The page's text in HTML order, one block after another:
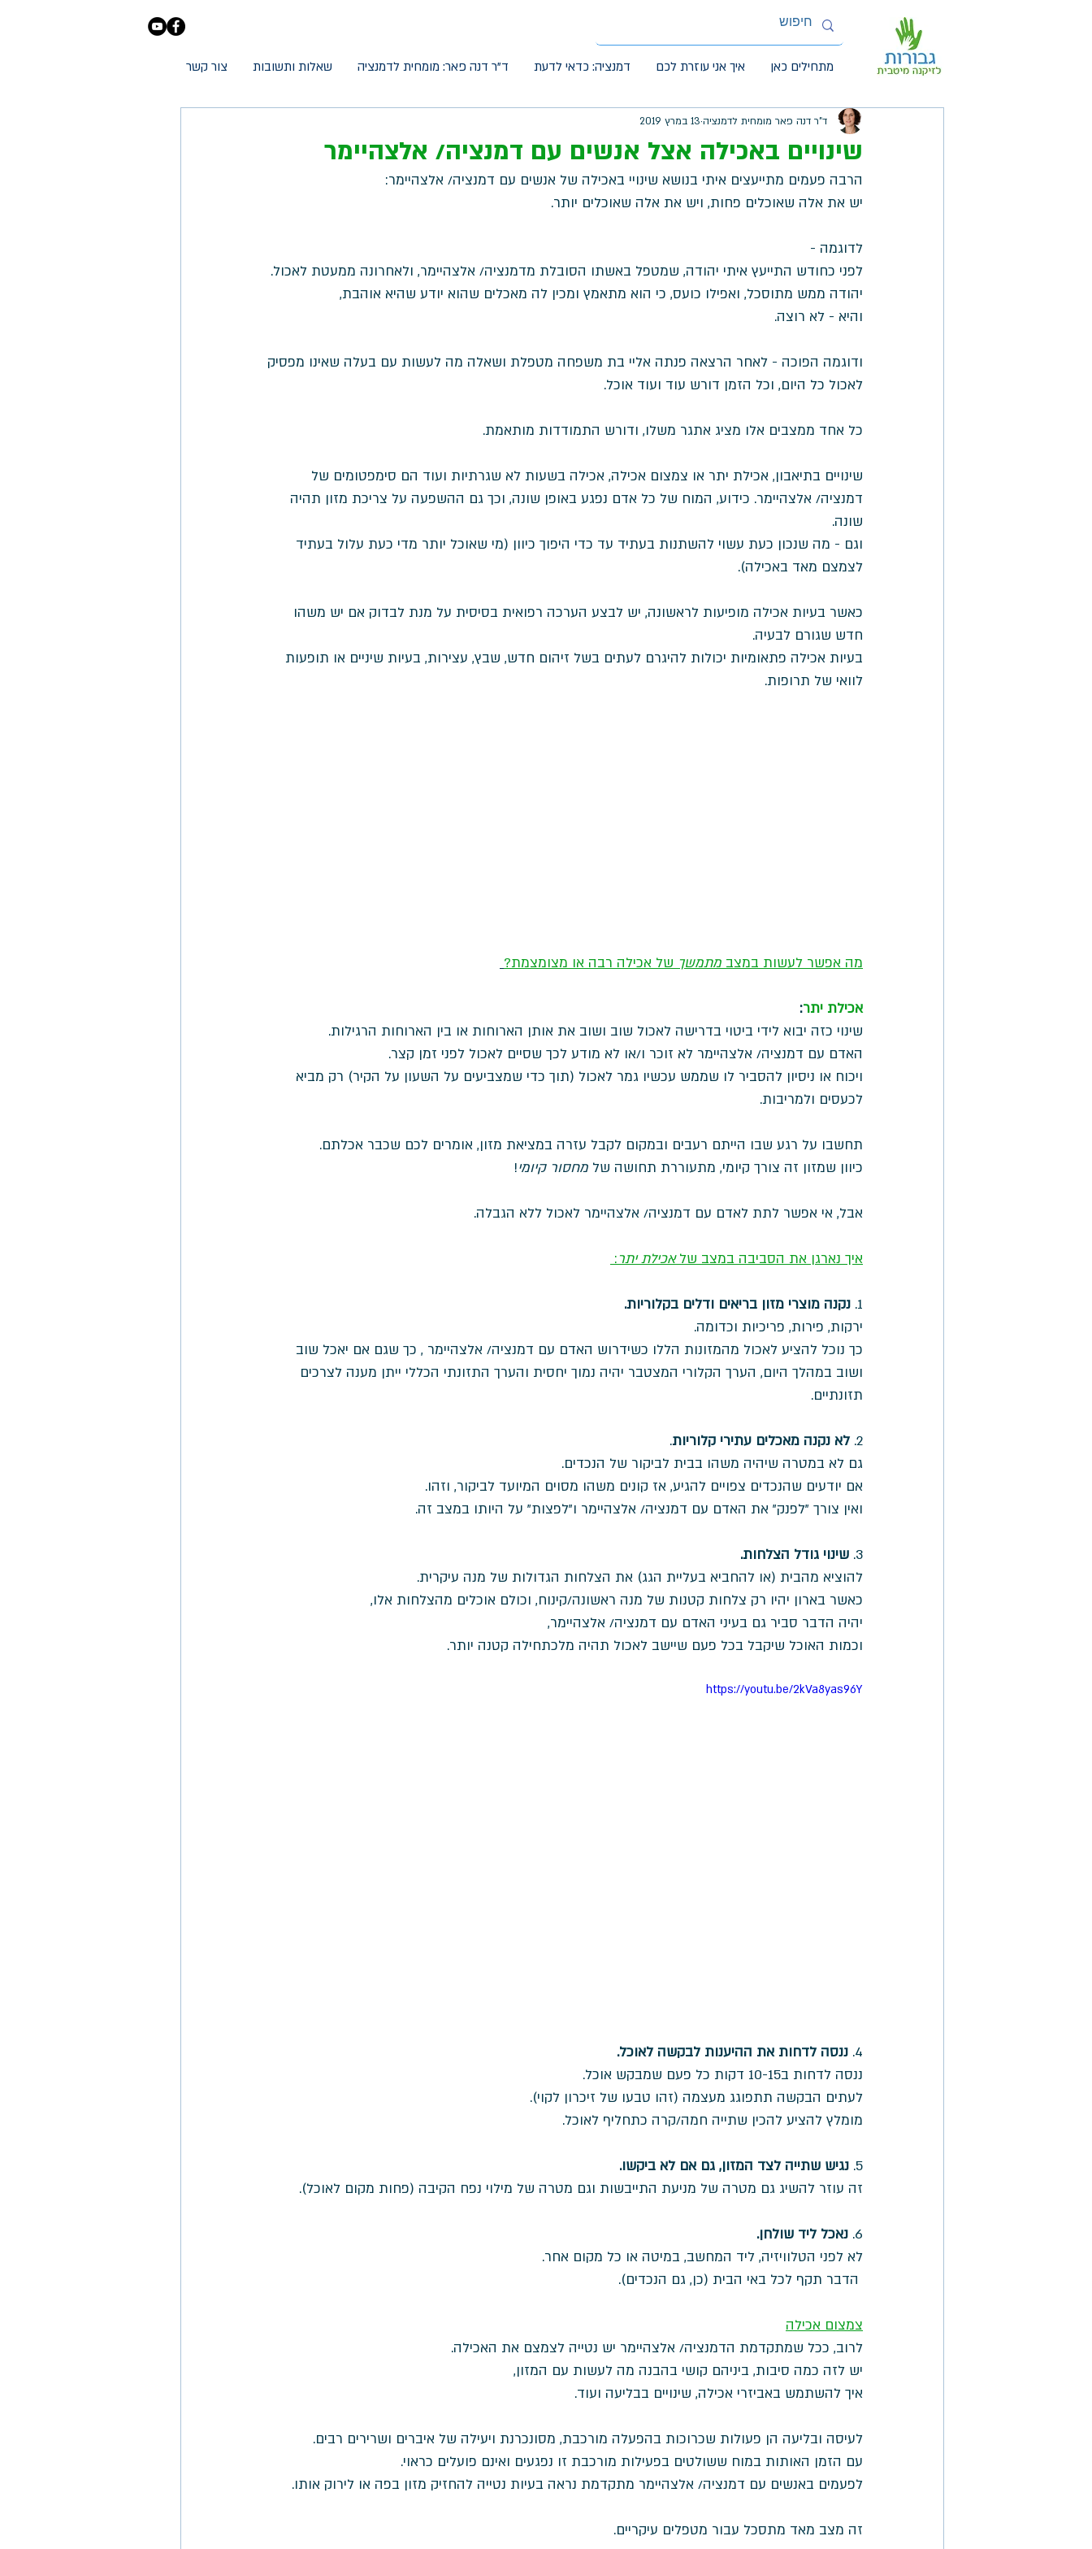
מתחילים כאן איך אני עוזרת לכם דמנציה: כדאי לדעת ד"ר דנה פאר: מומחית לדמנציה שאלות ותשובות צור קשר
שינויים באכילה אצל אנשים עם דמנציה/ אלצהיימר
ד"ר דנה פאר מומחית לדמנציה 13 במרץ 2019
הרבה פעמים מתייעצים איתי בנושא שינויי באכילה של אנשים עם דמנציה/ אלצהיימר:
יש את אלה שאוכלים פחות, ויש את אלה שאוכלים יותר.
לדוגמה -
לפני כחודש התייעץ איתי יהודה, שמטפל באשתו הסובלת מדמנציה/ אלצהיימר, ולאחרונה ממעטת לאכול.
יהודה ממש מתוסכל, ואפילו כועס, כי הוא מתאמץ ומכין לה מאכלים שהוא יודע שהיא אוהבת,
והיא - לא רוצה.
ודוגמה הפוכה - לאחר הרצאה פנתה אליי בת משפחה מטפלת ושאלה מה לעשות עם בעלה שאינו מפסיק
לאכול כל היום, וכל הזמן דורש עוד ועוד אוכל.
כל אחד ממצבים אלו מציג אתגר משלו, ודורש התמודדות מותאמת.
שינויים בתיאבון, אכילת יתר או צמצום אכילה, אכילה בשעות לא שגרתיות ועוד הם סימפטומים של
דמנציה/ אלצהיימר. כידוע, המוח של כל אדם נפגע באופן שונה, וכך גם ההשפעה על צריכת מזון תהיה
שונה.
וגם - מה שנכון כעת עשוי להשתנות בעתיד עד כדי היפוך כיוון (מי שאוכל יותר מדי כעת עלול בעתיד
לצמצם מאד באכילה).
כאשר בעיות אכילה מופיעות לראשונה, יש לבצע הערכה רפואית בסיסית על מנת לבדוק אם יש משהו
חדש שגורם לבעיה.
בעיות אכילה פתאומיות יכולות להיגרם לעתים בשל זיהום חדש, שבץ, עצירות, בעיות שיניים או תופעות
לוואי של תרופות.
מה אפשר לעשות במצב מתמשך של אכילה רבה או מצומצמת?
אכילת יתר:
שינוי כזה יבוא לידי ביטוי בדרישה לאכול שוב ושוב את אותן הארוחות או בין הארוחות הרגילות.
האדם עם דמנציה/ אלצהיימר לא זוכר ו/או לא מודע לכך שסיים לאכול לפני זמן קצר.
ויכוח או ניסיון להסביר לו שממש עכשיו גמר לאכול (תוך כדי שמצביעים על השעון על הקיר) רק מביא
לכעסים ולמריבות.
תחשבו על רגע שבו הייתם רעבים ובמקום לקבל עזרה במציאת מזון, אומרים לכם שכבר אכלתם.
כיוון שמזון זה צורך קיומי, מתעוררת תחושה של מחסור קיומי!
אבל, אי אפשר לתת לאדם עם דמנציה/ אלצהיימר לאכול ללא הגבלה.
איך נארגן את הסביבה במצב של אכילת יתר:
1. נקנה מוצרי מזון בריאים ודלים בקלוריות.
ירקות, פירות, פריכיות וכדומה.
כך נוכל להציע לאכול מהמזונות הללו כשידרוש האדם עם דמנציה/ אלצהיימר , כך שגם אם יאכל שוב
ושוב במהלך היום, הערך הקלורי המצטבר יהיה נמוך יחסית והערך התזונתי הכללי ייתן מענה לצרכים
תזונתיים.
2. לא נקנה מאכלים עתירי קלוריות.
גם לא במטרה שיהיה משהו בבית לביקור של הנכדים.
אם יודעים שהנכדים צפויים להגיע, אז קונים משהו מסוים המיועד לביקור, וזהו.
ואין צורך "לפנק" את האדם עם דמנציה/ אלצהיימר ו"לפצות" על היותו במצב זה.
3. שינוי גודל הצלחות.
להוציא מהבית (או להחביא בעליית הגג) את הצלחות הגדולות של מנה עיקרית.
כאשר בארון יהיו רק צלחות קטנות של מנה ראשונה/קינוח, וכולם אוכלים מהצלחות אלו,
יהיה הדבר סביר גם בעיני האדם עם דמנציה/ אלצהיימר,
וכמות האוכל שיקבל בכל פעם שיישב לאכול תהיה מלכתחילה קטנה יותר.
https://youtu.be/2kVa8yas96Y
4. ננסה לדחות את ההיענות לבקשה לאוכל.
ננסה לדחות ב10-15 דקות כל פעם שמבקש אוכל.
לעתים הבקשה תתפוגג מעצמה (זהו טבעו של זיכרון לקוי).
מומלץ להציע להכין שתייה חמה/קרה כתחליף לאוכל.
5. נגיש שתייה לצד המזון, גם אם לא ביקשו.
זה עוזר להשיג גם מטרה של מניעת התייבשות וגם מטרה של מילוי נפח הקיבה (פחות מקום לאוכל).
6. נאכל ליד שולחן.
לא לפני הטלוויזיה, ליד המחשב, במיטה או כל מקום אחר.
צמצום אכילה
לרוב, ככל שמתקדמת הדמנציה/ אלצהיימר יש נטייה לצמצם את האכילה.
יש לזה כמה סיבות, ביניהם קושי בהבנה מה לעשות עם המזון,
איך להשתמש באביזרי אכילה, שינויים בבליעה ועוד.
לעיסה ובליעה הן פעולות שכרוכות בהפעלה מורכבת, מסונכרנת ויעילה של איברים ושרירים רבים.
עם הזמן האותות במוח ששולטים בפעילות מורכבת זו נפגעים ואינם פועלים כראוי.
לפעמים באנשים עם דמנציה/ אלצהיימר מתקדמת נראה בעיות נטייה להחזיק מזון בפה או לירוק אותו.
זה מצב מאד מתסכל עבור מטפלים עיקריים.